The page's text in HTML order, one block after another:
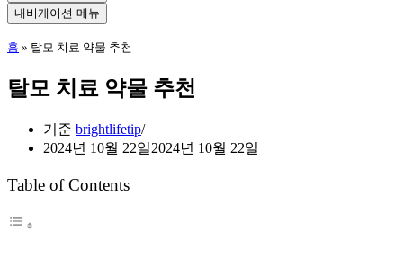
내비게이션 메뉴
홈 » 탈모 치료 약물 추천
탈모 치료 약물 추천
기준 brightlifetip
2024년 10월 22일2024년 10월 22일
Table of Contents